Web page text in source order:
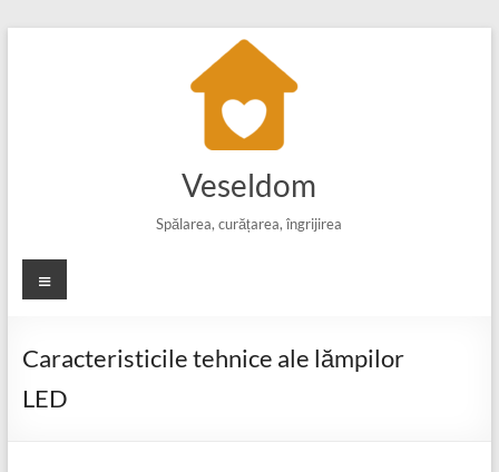
Veseldom
Spălarea, curățarea, îngrijirea
Meniu
Caracteristicile tehnice ale lămpilor
LED